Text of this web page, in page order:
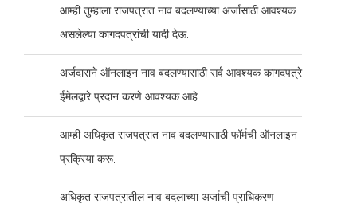
आम्ही तुम्हाला राजपत्रात नाव बदलण्याच्या अर्जासाठी आवश्यक
असलेल्या कागदपत्रांची यादी देऊ.
अर्जदाराने ऑनलाइन नाव बदलण्यासाठी सर्व आवश्यक कागदपत्रे
ईमेलद्वारे प्रदान करणे आवश्यक आहे.
आम्ही अधिकृत राजपत्रात नाव बदलण्यासाठी फॉर्मची ऑनलाइन
प्रक्रिया करू.
अधिकृत राजपत्रातील नाव बदलाच्या अर्जाची प्राधिकरण